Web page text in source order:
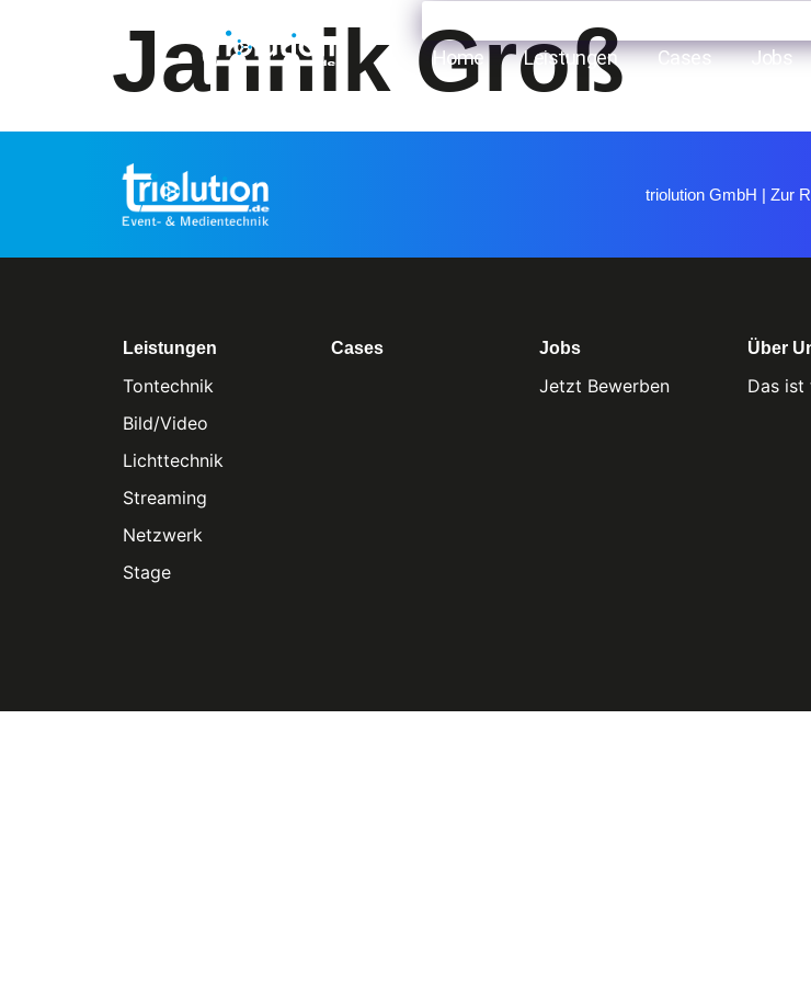
Home Leistungen Cases Jobs
Jannik Groß
triolution GmbH | Zur
Leistungen
Tontechnik
Bild/Video
Lichttechnik
Streaming
Netzwerk
Stage
Cases Jobs
Jetzt Bewerben
Über
Das